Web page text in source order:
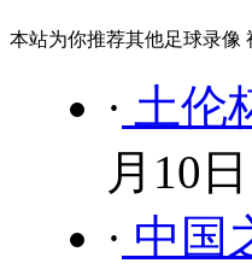
本站为你推荐其他足球录像
· 土伦
月10日
· 中国